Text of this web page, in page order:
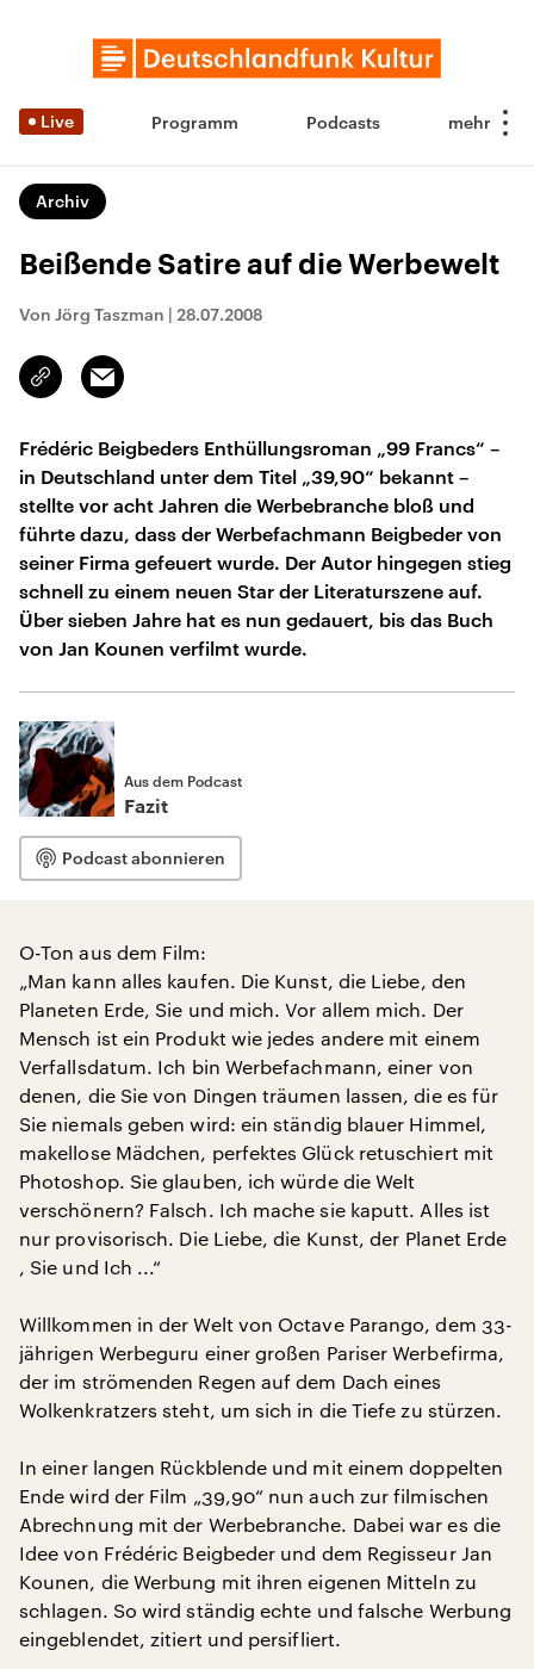
Live Programm Podcasts
Archiv
Beißende Satire auf die Werbewelt
Von Jörg Taszman | 28.07.2008
Link
kopieren/teilen
Email
Frédéric Beigbeders Enthüllungsroman „99 Francs“ –
in Deutschland unter dem Titel „39,90“ bekannt –
stellte vor acht Jahren die Werbebranche bloß und
führte dazu, dass der Werbefachmann Beigbeder von
seiner Firma gefeuert wurde. Der Autor hingegen stieg
schnell zu einem neuen Star der Literaturszene auf.
Über sieben Jahre hat es nun gedauert, bis das Buch
von Jan Kounen verfilmt wurde.
Aus dem Podcast
Fazit
Podcast abonnieren
O-Ton aus dem Film:
„Man kann alles kaufen. Die Kunst, die Liebe, den
Planeten Erde, Sie und mich. Vor allem mich. Der
Mensch ist ein Produkt wie jedes andere mit einem
Verfallsdatum. Ich bin Werbefachmann, einer von
denen, die Sie von Dingen träumen lassen, die es für
Sie niemals geben wird: ein ständig blauer Himmel,
makellose Mädchen, perfektes Glück retuschiert mit
Photoshop. Sie glauben, ich würde die Welt
verschönern? Falsch. Ich mache sie kaputt. Alles ist
nur provisorisch. Die Liebe, die Kunst, der Planet Erde
, Sie und Ich ...“
Willkommen in der Welt von Octave Parango, dem 33-
jährigen Werbeguru einer großen Pariser Werbefirma,
der im strömenden Regen auf dem Dach eines
Wolkenkratzers steht, um sich in die Tiefe zu stürzen.
In einer langen Rückblende und mit einem doppelten
Ende wird der Film „39,90“ nun auch zur filmischen
Abrechnung mit der Werbebranche. Dabei war es die
Idee von Frédéric Beigbeder und dem Regisseur Jan
Kounen, die Werbung mit ihren eigenen Mitteln zu
schlagen. So wird ständig echte und falsche Werbung
eingeblendet, zitiert und persifliert.